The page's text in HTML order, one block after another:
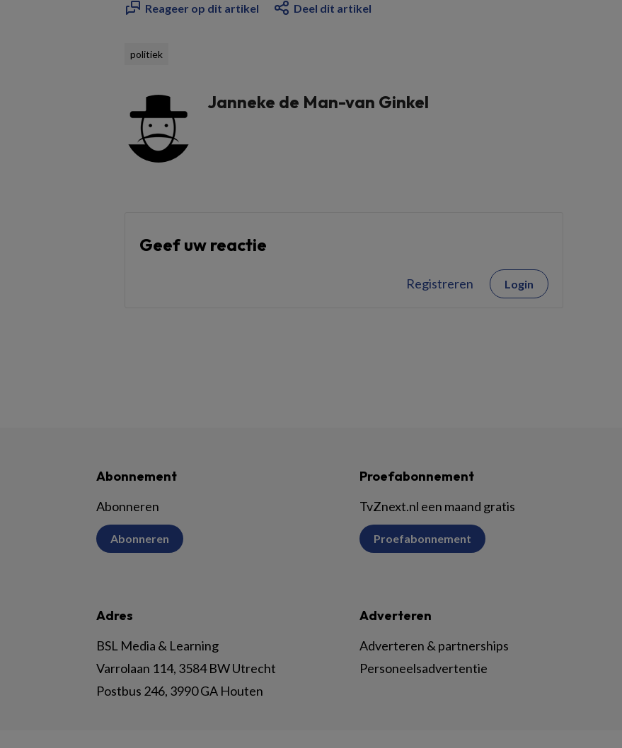
Reageer op dit artikel Deel dit artikel
politiek
Janneke de Man-van Ginkel
Geef uw reactie
Registreren Login
Abonnement
Abonneren
Abonneren
Proefabonnement
TvZnext.nl een maand gratis
Proefabonnement
Adres
BSL Media & Learning
Varrolaan 114, 3584 BW Utrecht
Postbus 246, 3990 GA Houten
Adverteren
Adverteren & partnerships
Personeelsadvertentie